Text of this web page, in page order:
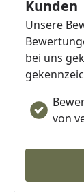
Kunden
Unsere
bei uns
von